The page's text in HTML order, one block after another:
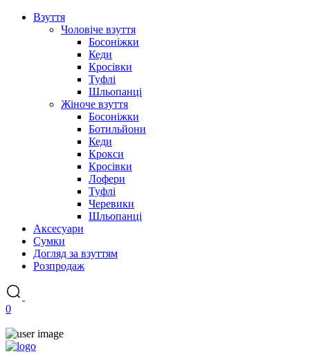
Взуття
Чоловіче взуття
Босоніжки
Кеди
Кросівки
Туфлі
Шльопанці
Жіноче взуття
Босоніжки
Ботильйони
Кеди
Крокси
Кросівки
Лофери
Туфлі
Черевики
Шльопанці
Аксесуари
Сумки
Догляд за взуттям
Розпродаж
0